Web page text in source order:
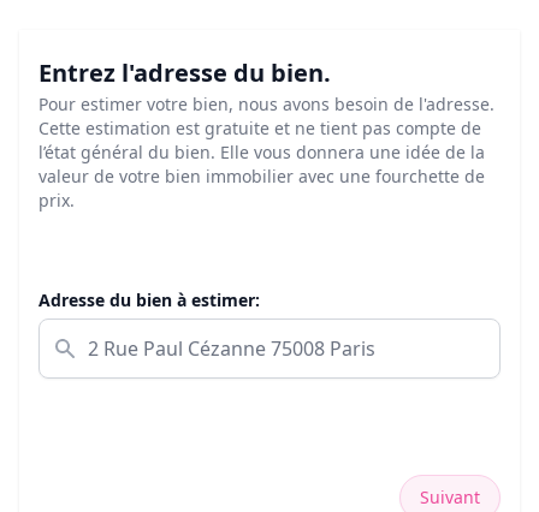
Entrez l'adresse du bien.
Pour estimer votre bien, nous avons besoin de l'adresse.
Cette estimation est gratuite et ne tient pas compte de
l’état général du bien. Elle vous donnera une idée de la
valeur de votre bien immobilier avec une fourchette de
prix.
Adresse du bien à estimer:
Suivant